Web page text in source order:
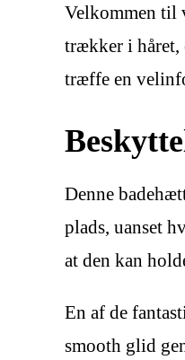
Velkommen til
trækker i håret,
træffe en
Denne
plads, uanset
at den kan
En af de
smooth glid